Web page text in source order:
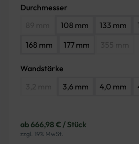
Durchmesser
108 mm 133 mm
168 mm
177 mm
Wandstärke
3,6 mm 4,0 mm
ab 666,98 € / Stück
zzgl. 19% MwSt.